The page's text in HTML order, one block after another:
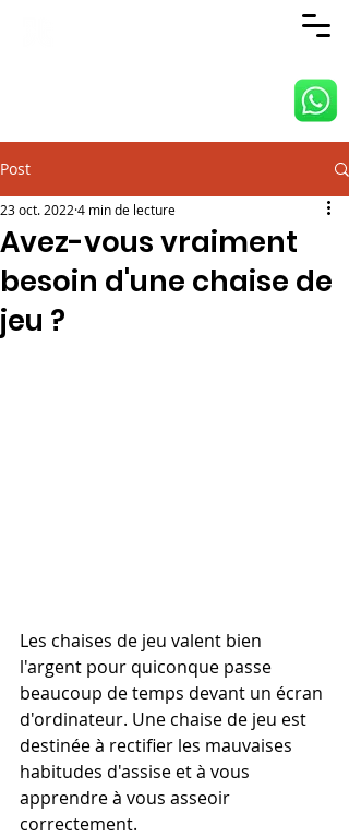
Post
Avez-vous vraiment
besoin d'une chaise de
jeu ?
23 oct. 2022 4 min de lecture
Les chaises de jeu valent bien
l'argent pour quiconque passe
beaucoup de temps devant un écran
d'ordinateur. Une chaise de jeu est
destinée à rectifier les mauvaises
habitudes d'assise et à vous
apprendre à vous asseoir
correctement.